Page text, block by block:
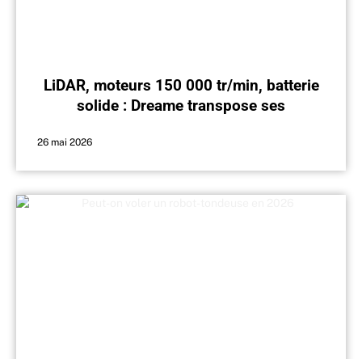
LiDAR, moteurs 150 000 tr/min, batterie
solide : Dreame transpose ses
26 mai 2026